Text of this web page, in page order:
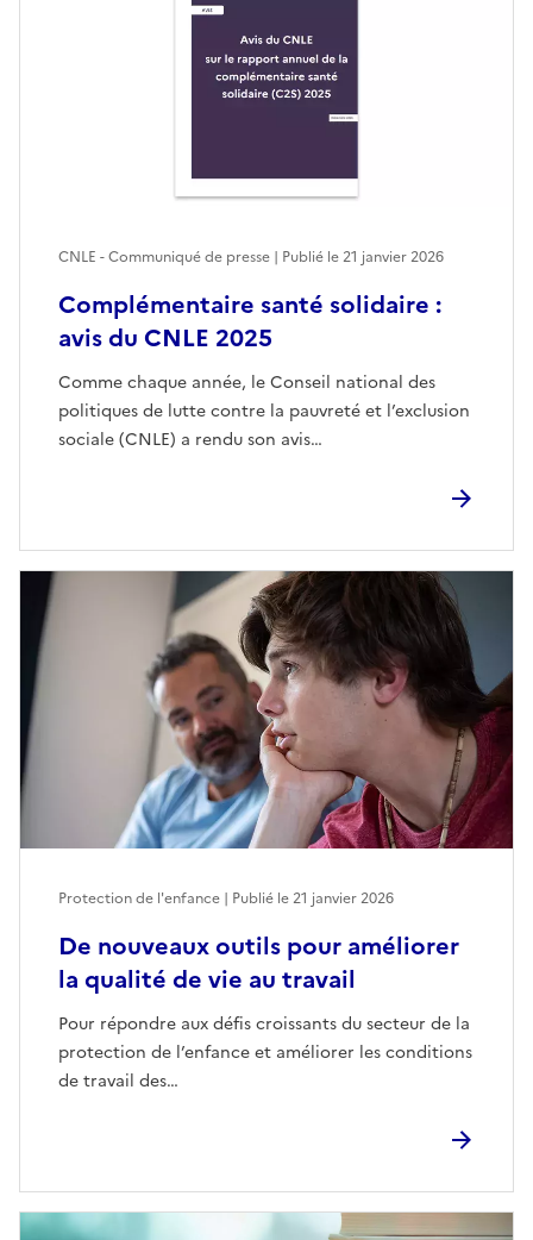
Complémentaire santé solidaire :
avis du CNLE 2025
Comme chaque année, le Conseil national des
politiques de lutte contre la pauvreté et l’exclusion
sociale (CNLE) a rendu son avis…
CNLE - Communiqué de presse | Publié le21 janvier 2026
De nouveaux outils pour améliorer
la qualité de vie au travail
Pour répondre aux défis croissants du secteur de la
protection de l’enfance et améliorer les conditions
de travail des…
Protection de l'enfance | Publié le21 janvier 2026